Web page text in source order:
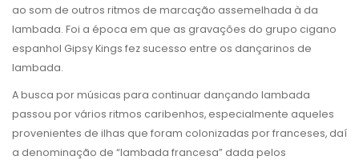
ao som de outros ritmos de marcação assemelhada à da
lambada. Foi a época em que as gravações do grupo cigano
espanhol Gipsy Kings fez sucesso entre os dançarinos de
lambada.
A busca por músicas para continuar dançando lambada
passou por vários ritmos caribenhos, especialmente aqueles
provenientes de ilhas que foram colonizadas por franceses, daí
a denominação de “lambada francesa” dada pelos